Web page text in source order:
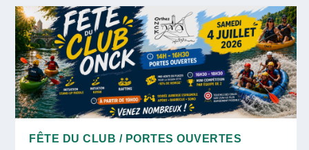
FÊTE DU CLUB / PORTES OUVERTES